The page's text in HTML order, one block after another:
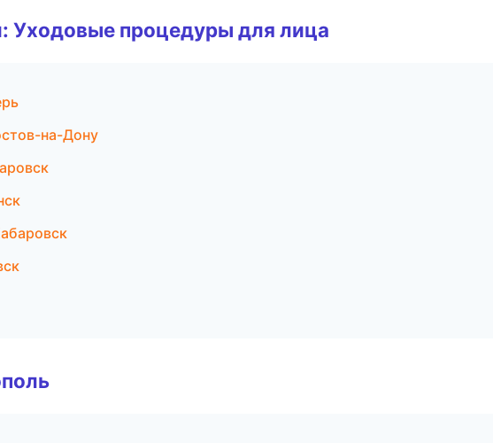
Уходовые процедуры для лица
на-Дону